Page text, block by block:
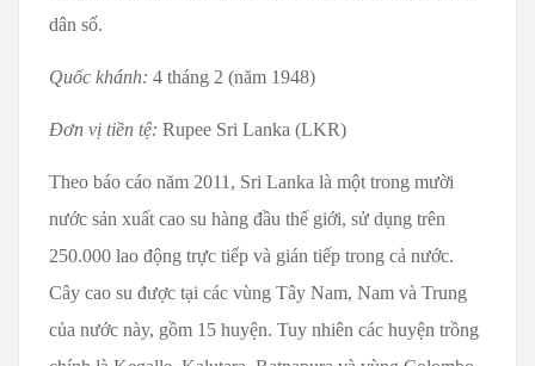
dân số.
Quốc khánh: 4 tháng 2 (năm 1948)
Đơn vị tiền tệ: Rupee Sri Lanka (LKR)
Theo báo cáo năm 2011, Sri Lanka là một trong mười
nước sản xuất cao su hàng đầu thế giới, sử dụng trên
250.000 lao động trực tiếp và gián tiếp trong cả nước.
Cây cao su được tại các vùng Tây Nam, Nam và Trung
của nước này, gồm 15 huyện. Tuy nhiên các huyện trồng